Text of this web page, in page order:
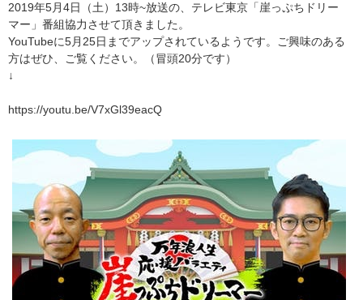
2019年5月4日（土）13時~放送の、テレビ東京「崖っぷちドリー
マー」番組協力させて頂きました。
YouTubeに5月25日までアップされているようです。ご興味のある
方はぜひ、ご覧ください。（冒頭20分です）
↓
https://youtu.be/V7xGl39eacQ